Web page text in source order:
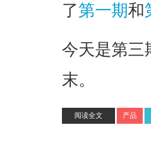
了第一期和
今天是第三
末。
阅读全文 产品